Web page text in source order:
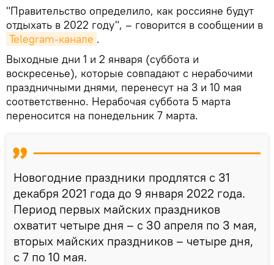
"Правительство определило, как россияне будут
отдыхать в 2022 году", – говорится в сообщении в
Telegram-канале .
Выходные дни 1 и 2 января (суббота и
воскресенье), которые совпадают с нерабочими
праздничными днями, перенесут на 3 и 10 мая
соответственно. Нерабочая суббота 5 марта
переносится на понедельник 7 марта.
Новогодние праздники продлятся с 31
декабря 2021 года до 9 января 2022 года.
Период первых майских праздников
охватит четыре дня – с 30 апреля по 3 мая,
вторых майских праздников – четыре дня,
с 7 по 10 мая.